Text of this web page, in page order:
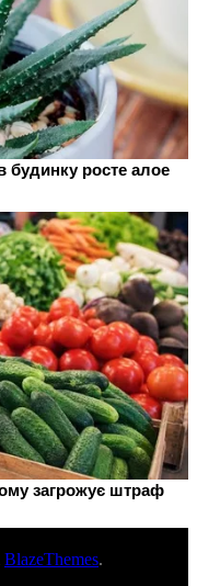
BlazeThemes.